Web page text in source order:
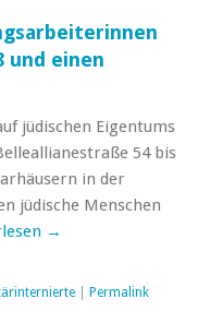
und einen
jüdischen Eigentums
54 bis
in der
jüdische Menschen
→
Permalink